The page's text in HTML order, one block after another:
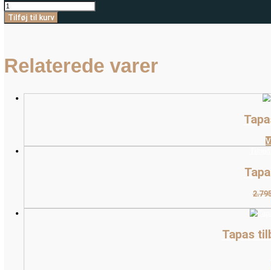
Tapas-
ophold
for
eller
søndag)
Tilføj til kurv
Relaterede varer
Tapas